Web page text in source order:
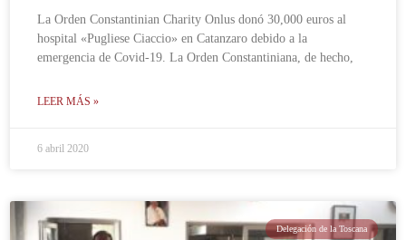
La Orden Constantinian Charity Onlus donó 30,000 euros al
hospital «Pugliese Ciaccio» en Catanzaro debido a la
emergencia de Covid-19. La Orden Constantiniana, de hecho,
LEER MÁS »
6 abril 2020
Delegación de la Toscana